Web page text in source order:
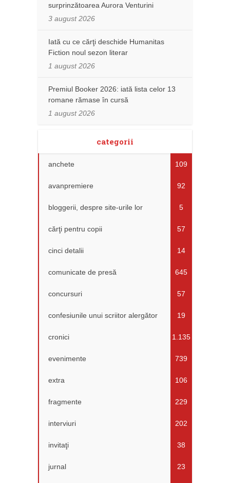
surprinzătoarea Aurora Venturini
3 august 2026
Iată cu ce cărţi deschide Humanitas
Fiction noul sezon literar
1 august 2026
Premiul Booker 2026: iată lista celor 13
romane rămase în cursă
1 august 2026
categorii
anchete 109
avanpremiere 92
bloggerii, despre site-urile lor 5
cărţi pentru copii 57
cinci detalii 14
comunicate de presă 645
concursuri 57
confesiunile unui scriitor alergător 19
cronici 1.135
evenimente 739
extra 106
fragmente 229
interviuri 202
invitaţi 38
jurnal 23